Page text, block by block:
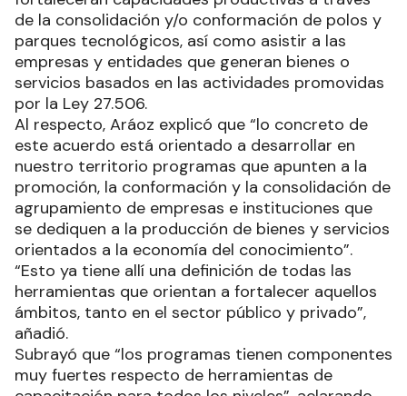
de la consolidación y/o conformación de polos y
parques tecnológicos, así como asistir a las
empresas y entidades que generan bienes o
servicios basados en las actividades promovidas
por la Ley 27.506.
Al respecto, Aráoz explicó que “lo concreto de
este acuerdo está orientado a desarrollar en
nuestro territorio programas que apunten a la
promoción, la conformación y la consolidación de
agrupamiento de empresas e instituciones que
se dediquen a la producción de bienes y servicios
orientados a la economía del conocimiento”.
“Esto ya tiene allí una definición de todas las
herramientas que orientan a fortalecer aquellos
ámbitos, tanto en el sector público y privado”,
añadió.
Subrayó que “los programas tienen componentes
muy fuertes respecto de herramientas de